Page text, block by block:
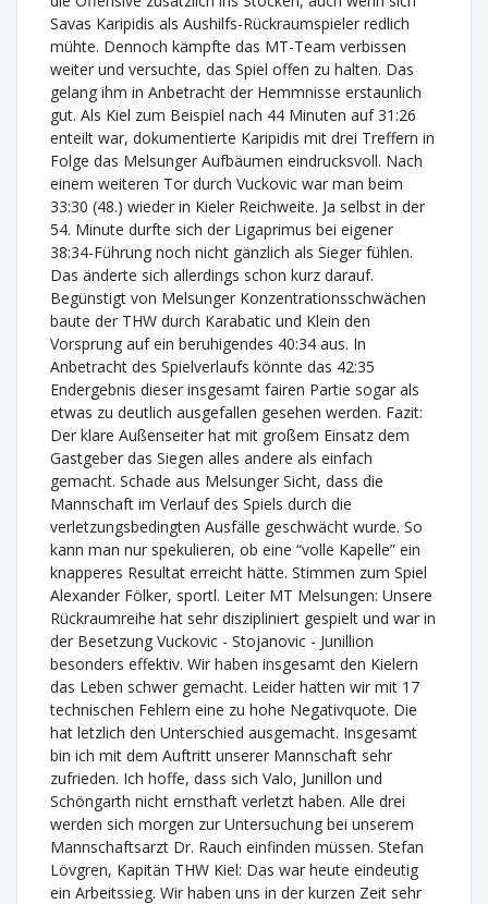
Savas Karipidis als Aushilfs-Rückraumspieler redlich
mühte. Dennoch kämpfte das MT-Team verbissen
weiter und versuchte, das Spiel offen zu halten. Das
gelang ihm in Anbetracht der Hemmnisse erstaunlich
gut. Als Kiel zum Beispiel nach 44 Minuten auf 31:26
enteilt war, dokumentierte Karipidis mit drei Treffern in
Folge das Melsunger Aufbäumen eindrucksvoll. Nach
einem weiteren Tor durch Vuckovic war man beim
33:30 (48.) wieder in Kieler Reichweite. Ja selbst in der
54. Minute durfte sich der Ligaprimus bei eigener
38:34-Führung noch nicht gänzlich als Sieger fühlen.
Das änderte sich allerdings schon kurz darauf.
Begünstigt von Melsunger Konzentrationsschwächen
baute der THW durch Karabatic und Klein den
Vorsprung auf ein beruhigendes 40:34 aus. In
Anbetracht des Spielverlaufs könnte das 42:35
Endergebnis dieser insgesamt fairen Partie sogar als
etwas zu deutlich ausgefallen gesehen werden. Fazit:
Der klare Außenseiter hat mit großem Einsatz dem
Gastgeber das Siegen alles andere als einfach
gemacht. Schade aus Melsunger Sicht, dass die
Mannschaft im Verlauf des Spiels durch die
verletzungsbedingten Ausfälle geschwächt wurde. So
kann man nur spekulieren, ob eine “volle Kapelle” ein
knapperes Resultat erreicht hätte. Stimmen zum Spiel
Alexander Fölker, sportl. Leiter MT Melsungen: Unsere
Rückraumreihe hat sehr diszipliniert gespielt und war in
der Besetzung Vuckovic - Stojanovic - Junillion
besonders effektiv. Wir haben insgesamt den Kielern
das Leben schwer gemacht. Leider hatten wir mit 17
technischen Fehlern eine zu hohe Negativquote. Die
hat letzlich den Unterschied ausgemacht. Insgesamt
bin ich mit dem Auftritt unserer Mannschaft sehr
zufrieden. Ich hoffe, dass sich Valo, Junillon und
Schöngarth nicht ernsthaft verletzt haben. Alle drei
werden sich morgen zur Untersuchung bei unserem
Mannschaftsarzt Dr. Rauch einfinden müssen. Stefan
Lövgren, Kapitän THW Kiel: Das war heute eindeutig
ein Arbeitssieg. Wir haben uns in der kurzen Zeit sehr